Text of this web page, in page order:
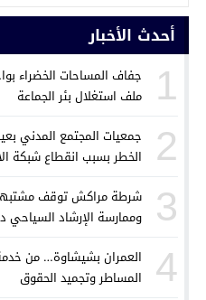
أحدث الأخبار
1
جفاف المساحات الخضراء
ملف استغلال بئر الجماعة
2
جمعيات المجتمع المدني
الخطر بسبب انقطاع شبكة
3
شرطة مراكش توقف مشتبها
وممارسة الإرشاد
4
العمران بشيشاوة… من
المساطر وتجميد الحقوق